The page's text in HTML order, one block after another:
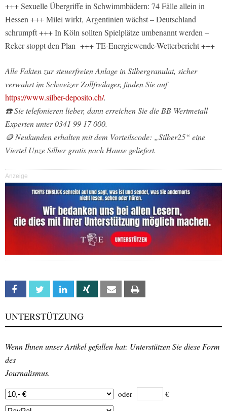
+++ Sexuelle Übergriffe in Schwimmbädern: 74 Fälle allein in
Hessen +++ Milei wirkt, Argentinien wächst – Deutschland
schrumpft +++ In Köln sollten Spielplätze umbenannt werden –
Reker stoppt den Plan +++ TE-Energiewende-Wetterbericht +++
Alle Fakten zur steuerfreien Anlage in Silbergranulat, sicher
verwahrt im Schweizer Zollfreilager, finden Sie auf
https://www.silber-deposito.ch/.
☎️ Sie telefonieren lieber, dann erreichen Sie die BB Wertmetall
Experten unter 0341 99 17 000.
🪙 Neukunden erhalten mit dem Vorteilscode: „Silber25“ eine
Viertel Unze Silber gratis nach Hause geliefert.
Anzeige
Facebook Twitter Linkedin Xing Email
UNTERSTÜTZUNG
Wenn Ihnen unser Artikel gefallen hat: Unterstützen Sie diese Form
des
Journalismus.
oder €